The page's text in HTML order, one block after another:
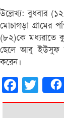
উল্লেখ্য: বুধবার
মোচাগড়া গ্রামের
(৮২)কে মধ্যরাতে
ছেলে আবু ইউসুফ
করেন।
FacebookTwitter